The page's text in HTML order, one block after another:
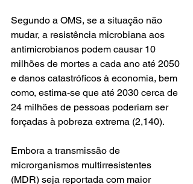
Segundo a OMS, se a situação não
mudar, a resistência microbiana aos
antimicrobianos podem causar 10
milhões de mortes a cada ano até 2050
e danos catastróficos à economia, bem
como, estima-se que até 2030 cerca de
24 milhões de pessoas poderiam ser
forçadas à pobreza extrema (2,140).
Embora a transmissão de
microrganismos multirresistentes
(MDR) seja reportada com maior